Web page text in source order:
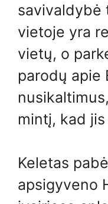
savivaldybė
vietoje yra
vietų, o
parodų apie
mintį, kad
Keletas
apsigyveno